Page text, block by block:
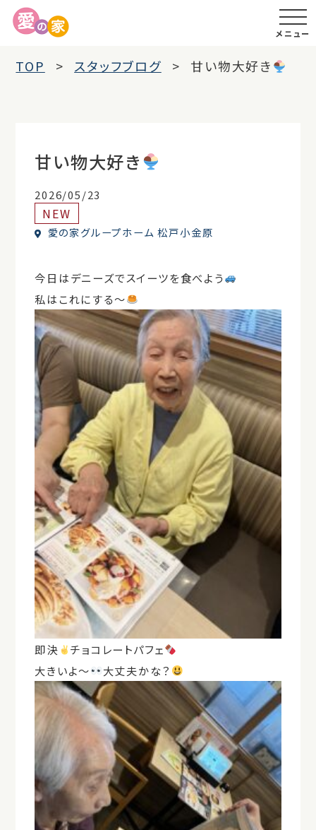
メニュー
TOP スタッフブログ 甘い物大好き
甘い物大好き
2026/05/23
NEW
愛の家グループホーム 松戸小金原
今日はデニーズでスイーツを食べよう
私はこれにする〜
即決
チョコレートパフェ
大きいよ〜
大丈夫かな？